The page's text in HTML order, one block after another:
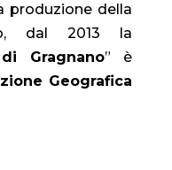
produzione della
dal 2013 la
Gragnano” è
Geografica